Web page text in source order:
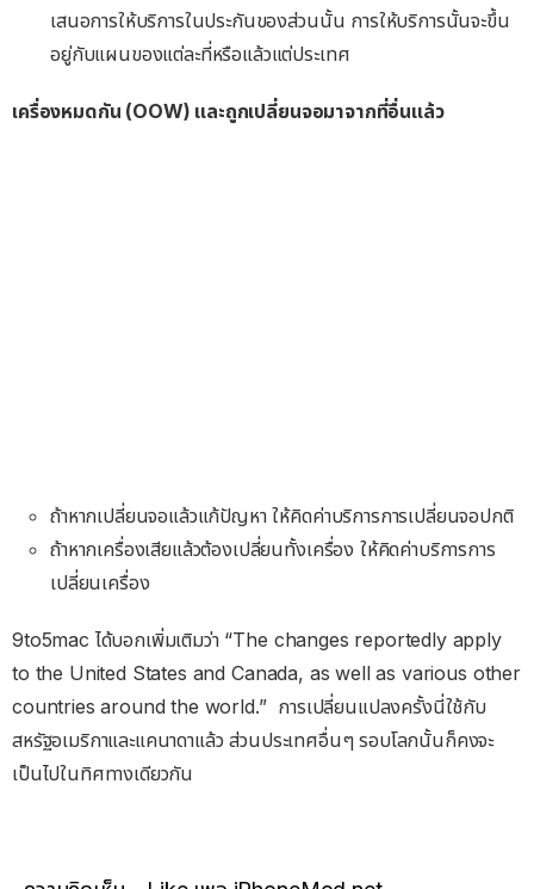
เสนอการให้บริการในประกันของส่วนนั้น การให้บริการนั้นจะขึ้น
อยู่กับแผนของแต่ละที่หรือแล้วแต่ประเทศ
เครื่องหมดกัน (OOW) และถูกเปลี่ยนจอมาจากที่อื่นแล้ว
ถ้าหากเปลี่ยนจอแล้วแก้ปัญหา ให้คิดค่าบริการการเปลี่ยนจอปกติ
ถ้าหากเครื่องเสียแล้วต้องเปลี่ยนทั้งเครื่อง ให้คิดค่าบริการการ
เปลี่ยนเครื่อง
9to5mac ได้บอกเพิ่มเติมว่า “The changes reportedly apply
to the United States and Canada, as well as various other
countries around the world.” การเปลี่ยนแปลงครั้งนี่ใช้กับ
สหรัฐอเมริกาและแคนาดาแล้ว ส่วนประเทศอื่นๆ รอบโลกนั้นก็คงจะ
เป็นไปในทิศทางเดียวกัน